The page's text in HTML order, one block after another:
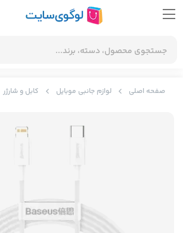
صفحه اصلی لوازم جانبی موبایل کابل و شارژر